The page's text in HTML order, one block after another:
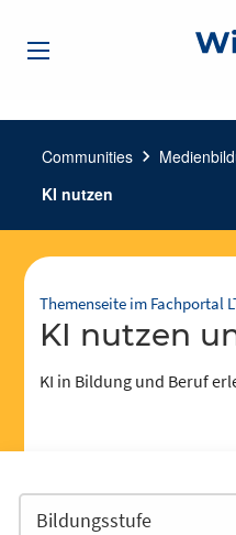
Communities chevron_right
KI nutzen
Themenseite im Fachportal
KI nutzen
KI in Bildung und Beruf